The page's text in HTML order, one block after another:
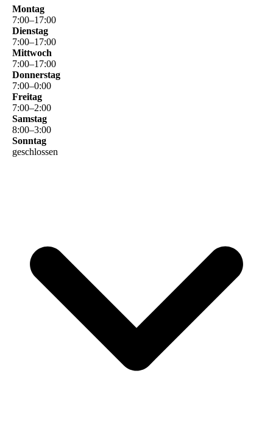
Montag
7:00–17:00
Dienstag
7:00–17:00
Mittwoch
7:00–17:00
Donnerstag
7:00–0:00
Freitag
7:00–2:00
Samstag
8:00–3:00
Sonntag
geschlossen